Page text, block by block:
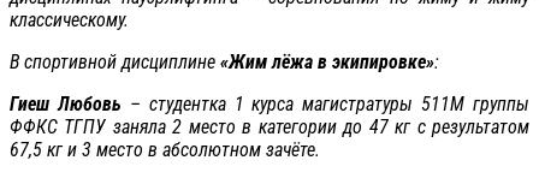
классическому.
В спортивной дисциплине «Жим лёжа в экипировке»:
Гиеш Любовь – студентка 1 курса магистратуры 511М группы
ФФКС ТГПУ заняла 2 место в категории до 47 кг с результатом
67,5 кг и 3 место в абсолютном зачёте.